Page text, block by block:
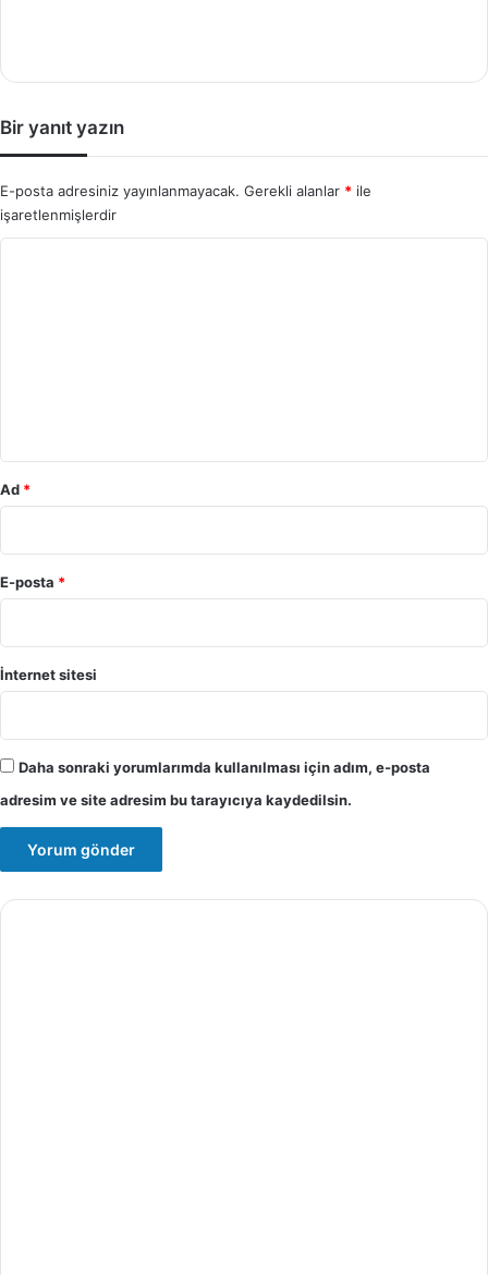
Bir yanıt yazın
E-posta adresiniz yayınlanmayacak. Gerekli alanlar * ile
işaretlenmişlerdir
Ad *
E-posta *
İnternet sitesi
Daha sonraki yorumlarımda kullanılması için adım, e-posta
adresim ve site adresim bu tarayıcıya kaydedilsin.